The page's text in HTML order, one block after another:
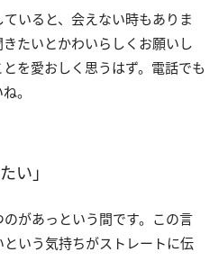
いると、会えない時もありま
たいとかわいらしくお願いし
を愛おしく思うはず。電話でも
。
い」
があっという間です。この言
いう気持ちがストレートに伝